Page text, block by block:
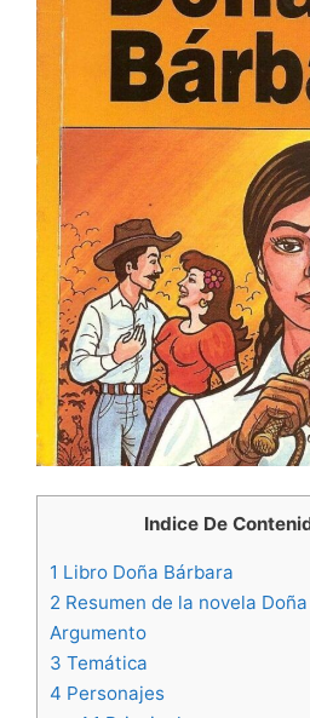
Indice De
1 Libro Doña Bárbara
2 Resumen de la novela
Argumento
3 Temática
4 Personajes